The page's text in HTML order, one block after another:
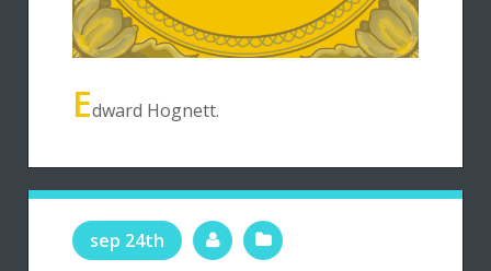
Edward Hognett.
sep 24th